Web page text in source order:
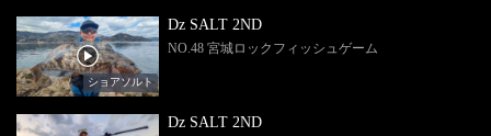
ショアソルト
Dz SALT 2ND
NO.48 宮城ロックフィッシュゲーム
Dz SALT 2ND